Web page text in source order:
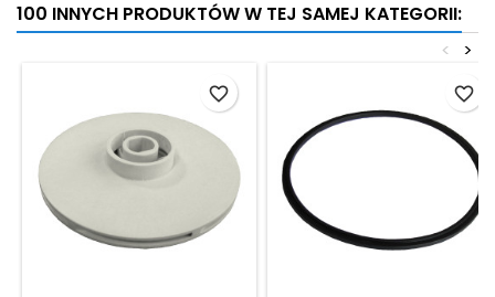
100 INNYCH PRODUKTÓW W TEJ SAMEJ KATEGORII:
>
<
favorite_border favorite_border